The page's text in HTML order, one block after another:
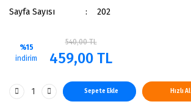
Sayfa Sayısı
202
%15
indirim
540,00 TL
459,00 TL
Sepete Ekle Hızlı Al